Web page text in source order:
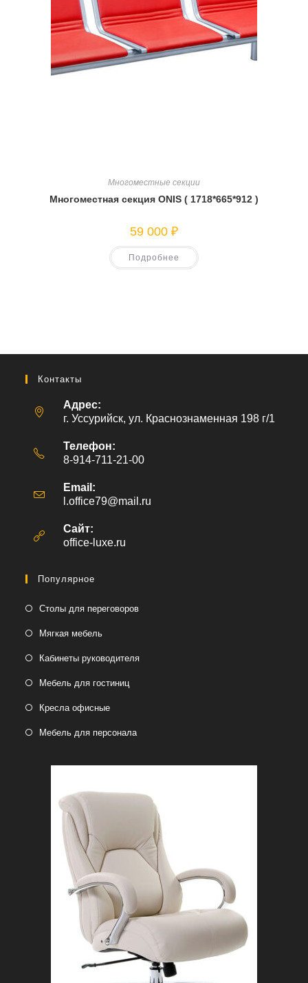
Многоместные секции
Многоместная секция ONIS ( 1718*665*912 )
59 000 ₽
Подробнее
Контакты
Адрес:
г. Уссурийск, ул. Краснознаменная 198 г/1
Телефон:
8-914-711-21-00
Email:
l.office79@mail.ru
Сайт:
office-luxe.ru
Популярное
Столы для переговоров
Мягкая мебель
Кабинеты руководителя
Мебель для гостиниц
Кресла офисные
Мебель для персонала